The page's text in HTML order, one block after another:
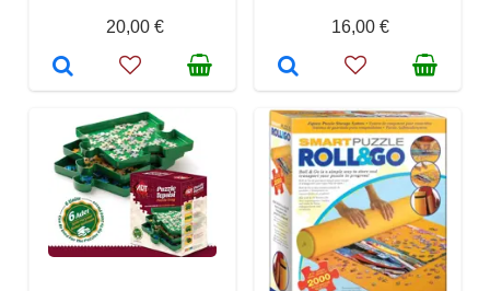
20,00 €
16,00 €